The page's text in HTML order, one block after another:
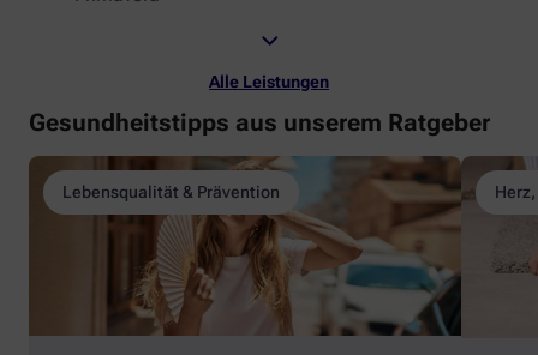
Alle Leistungen
Gesundheitstipps aus unserem Ratgeber
Lebensqualität & Prävention